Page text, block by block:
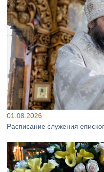
01.08.2026
Расписание служения